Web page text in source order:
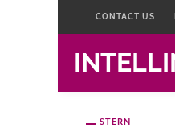
CONTACT US
STERN